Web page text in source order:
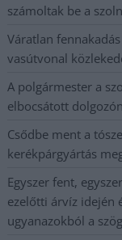
számoltak be a
Váratlan
vasútvonal
A polgármester a
elbocsátott
Csődbe ment a
kerékpárgyártás
Egyszer fent,
ezelőtti árvíz idején
ugyanazokból a